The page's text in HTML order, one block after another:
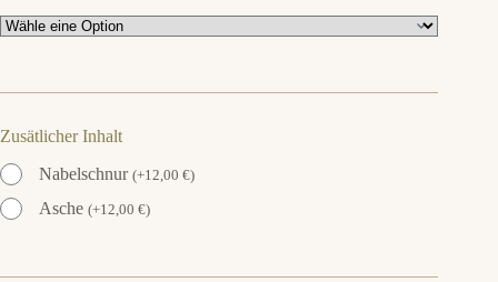
Zusätlicher Inhalt
Nabelschnur (+12,00 €)
Asche (+12,00 €)